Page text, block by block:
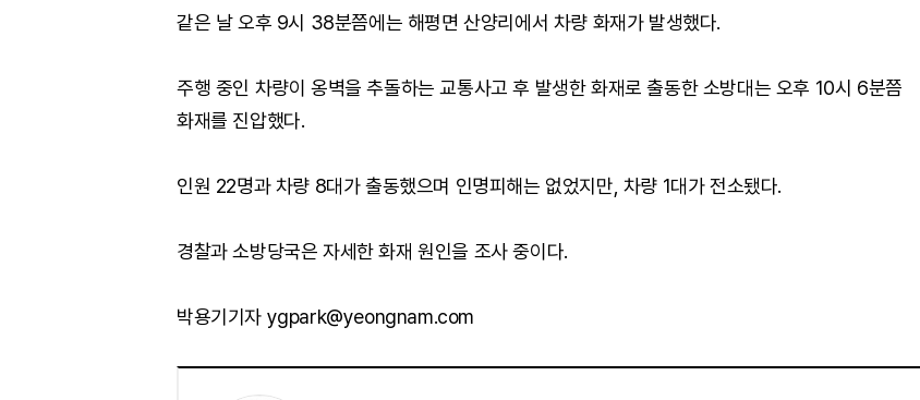
같은 날 오후 9시 38분쯤에는 해평면 산양리에서 차량 화재가 발생했다.
주행 중인 차량이 옹벽을 추돌하는 교통사고 후 발생한 화재로 출동한 소방대는 오후 10시 6분쯤
화재를 진압했다.
인원 22명과 차량 8대가 출동했으며 인명피해는 없었지만, 차량 1대가 전소됐다.
경찰과 소방당국은 자세한 화재 원인을 조사 중이다.
박용기기자 ygpark@yeongnam.com